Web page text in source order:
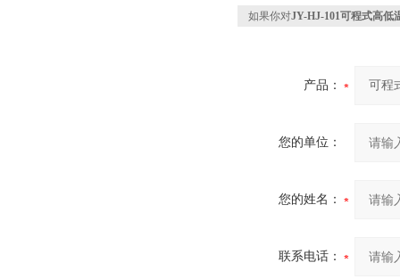
如果你对JY-HJ-101可程式高低
产品：
您的单位：
您的姓名：
联系电话：